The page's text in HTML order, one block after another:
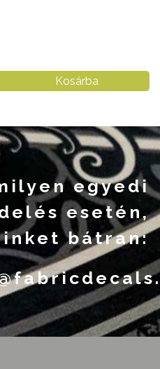
Kosárba
egyedi
esetén,
bátran: